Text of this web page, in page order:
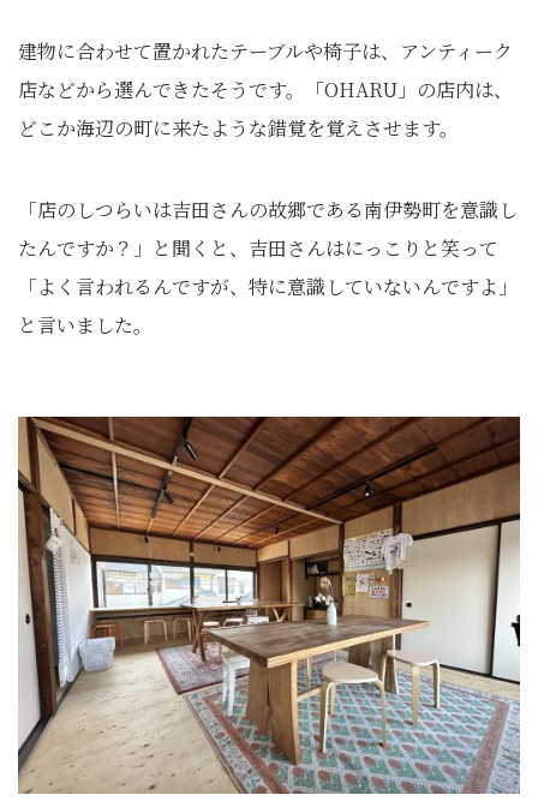
建物に合わせて置かれたテーブルや椅子は、アンティーク
店などから選んできたそうです。「OHARU」の店内は、
どこか海辺の町に来たような錯覚を覚えさせます。
「店のしつらいは吉田さんの故郷である南伊勢町を意識し
たんですか？」と聞くと、吉田さんはにっこりと笑って
「よく言われるんですが、特に意識していないんですよ」
と言いました。